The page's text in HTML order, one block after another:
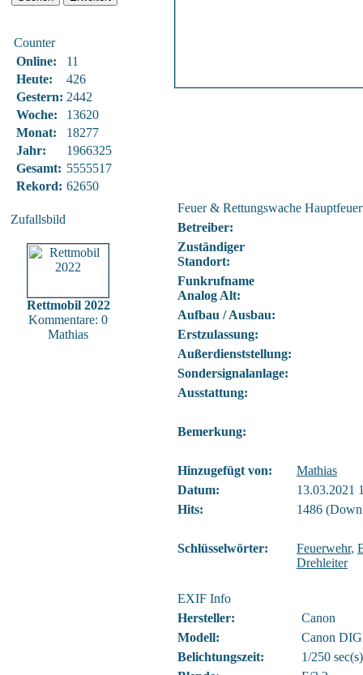
Counter
Online:
11
Heute:
426
Gestern: 2442
Woche:
13620
Monat:
18277
Jahr:
1966325
Gesamt: 5555517
Rekord: 62650
Zufallsbild
Rettmobil 2022
Kommentare: 0
Mathias
Feuer & Rettungswache
Betreiber:
Zuständiger
Standort:
Funkrufname
Analog Alt:
Aufbau / Ausbau:
Erstzulassung:
Außerdienststellung:
Sondersignalanlage:
Ausstattung:
Bemerkung:
Hinzugefügt von:
Mathias
Datum:
13.03.2021
Hits:
1486
Schlüsselwörter: Feuerwehr,
Drehleiter
EXIF Info
Hersteller:
Canon
Modell:
Canon
Belichtungszeit:
1/250 sec(s)